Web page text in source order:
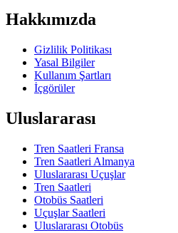
Hakkımızda
Gizlilik Politikası
Yasal Bilgiler
Kullanım Şartları
İçgörüler
Uluslararası
Tren Saatleri Fransa
Tren Saatleri Almanya
Uluslararası Uçuşlar
Tren Saatleri
Otobüs Saatleri
Uçuşlar Saatleri
Uluslararası Otobüs